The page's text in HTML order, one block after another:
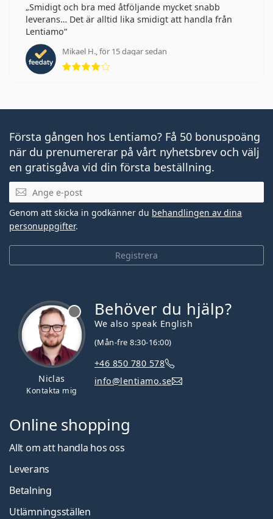
Smidigt och bra med åtföljande mycket snabb
leverans… Det är alltid lika smidigt att handla från
Lentiamo
Mikael H., för 15 dagar sedan
Betyg 4 av 5
Första gången hos Lentiamo? Få 50 bonuspoäng
när du prenumererar på vårt nyhetsbrev och välj
en gratisgåva vid din första beställning.
Mejladress
Registrera
Genom att skicka in godkänner du behandlingen av dina
personuppgifter.
Niclas
Kontakta mig
Behöver du hjälp?
We also speak English
(Mån-fre 8:30-16:00)
+46 850 780 578
info@lentiamo.se
Online shopping
Allt om att handla hos oss
Leverans
Betalning
Utlämningsställen